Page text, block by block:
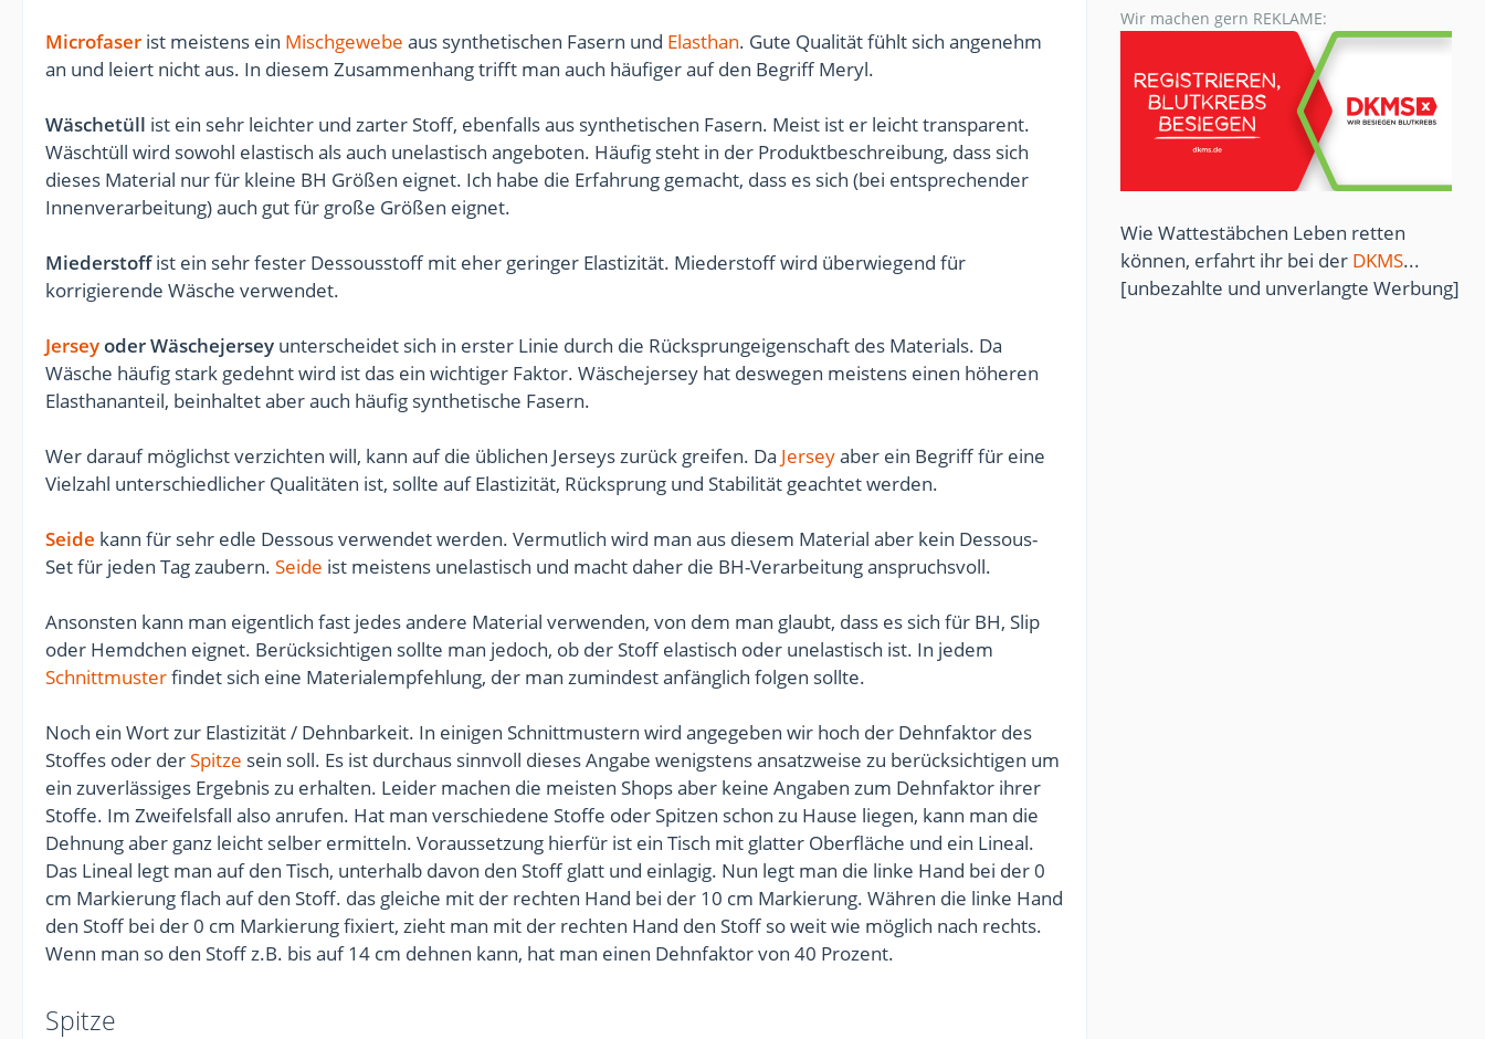
Microfaser ist meistens ein Mischgewebe aus synthetischen Fasern und Elasthan. Gute Qualität fühlt sich angenehm
an und leiert nicht aus. In diesem Zusammenhang trifft man auch häufiger auf den Begriff Meryl.
Wäschetüll ist ein sehr leichter und zarter Stoff, ebenfalls aus synthetischen Fasern. Meist ist er leicht transparent.
Wäschtüll wird sowohl elastisch als auch unelastisch angeboten. Häufig steht in der Produktbeschreibung, dass sich
dieses Material nur für kleine BH Größen eignet. Ich habe die Erfahrung gemacht, dass es sich (bei entsprechender
Innenverarbeitung) auch gut für große Größen eignet.
Miederstoffist ein sehr fester Dessousstoff mit eher geringer Elastizität. Miederstoff wird überwiegend für
korrigierende Wäsche verwendet.
Jerseyoder Wäschejersey unterscheidet sich in erster Linie durch die Rücksprungeigenschaft des Materials. Da
Wäsche häufig stark gedehnt wird ist das ein wichtiger Faktor. Wäschejersey hat deswegen meistens einen höheren
Elasthananteil, beinhaltet aber auch häufig synthetische Fasern.
Wer darauf möglichst verzichten will, kann auf die üblichen Jerseys zurück greifen. Da Jerseyaber ein Begriff für eine
Vielzahl unterschiedlicher Qualitäten ist, sollte auf Elastizität, Rücksprung und Stabilität geachtet werden.
Seide kann für sehr edle Dessous verwendet werden. Vermutlich wird man aus diesem Material aber kein Dessous-
Set für jeden Tag zaubern. Seide ist meistens unelastisch und macht daher die BH-Verarbeitung anspruchsvoll.
Ansonsten kann man eigentlich fast jedes andere Material verwenden, von dem man glaubt, dass es sich für BH, Slip
oder Hemdchen eignet. Berücksichtigen sollte man jedoch, ob der Stoff elastisch oder unelastisch ist. In jedem
Schnittmusterfindet sich eine Materialempfehlung, der man zumindest anfänglich folgen sollte.
Noch ein Wort zur Elastizität / Dehnbarkeit. In einigen Schnittmustern wird angegeben wir hoch der Dehnfaktor des
Stoffes oder derSpitze sein soll. Es ist durchaus sinnvoll dieses Angabe wenigstens ansatzweise zu berücksichtigen um
ein zuverlässiges Ergebnis zu erhalten. Leider machen die meisten Shops aber keine Angaben zum Dehnfaktor ihrer
Stoffe. Im Zweifelsfall also anrufen. Hat man verschiedene Stoffe oder Spitzen schon zu Hause liegen, kann man die
Dehnung aber ganz leicht selber ermitteln. Voraussetzung hierfür ist ein Tisch mit glatter Oberfläche und ein Lineal.
Das Lineal legt man auf den Tisch, unterhalb davon den Stoff glatt und einlagig. Nun legt man die linke Hand bei der 0
cm Markierung flach auf den Stoff. das gleiche mit der rechten Hand bei der 10 cm Markierung. Währen die linke Hand
den Stoff bei der 0 cm Markierung fixiert, zieht man mit der rechten Hand den Stoff so weit wie möglich nach rechts.
Wenn man so den Stoff z.B. bis auf 14 cm dehnen kann, hat man einen Dehnfaktor von 40 Prozent.
Spitze
Wir machen gern REKLAME:
Wie Wattestäbchen Leben retten
können, erfahrt ihr bei der DKMS...
[unbezahlte und unverlangte Werbung]